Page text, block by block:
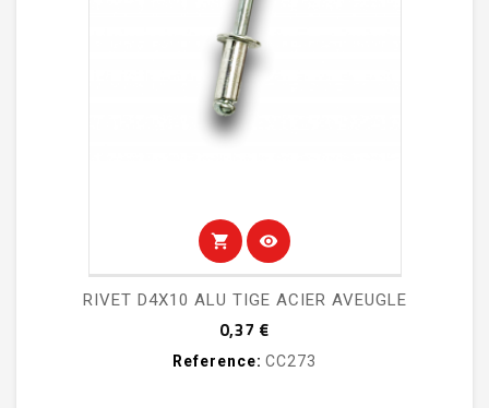
shopping_cart visibility
RIVET D4X10 ALU TIGE ACIER AVEUGLE
0,37 €
Reference: CC273